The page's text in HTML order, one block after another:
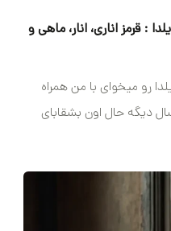
قرمز اناری، انار، ماهی و
رو میخوای با من همراه
دیگه حال اون بشقابای